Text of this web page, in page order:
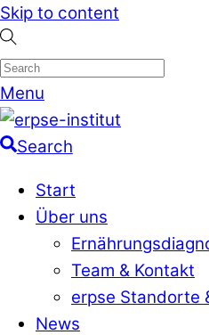
Skip to content
Menu
Search
Start
Über uns
Team & Kontakt
erpse Standorte
News